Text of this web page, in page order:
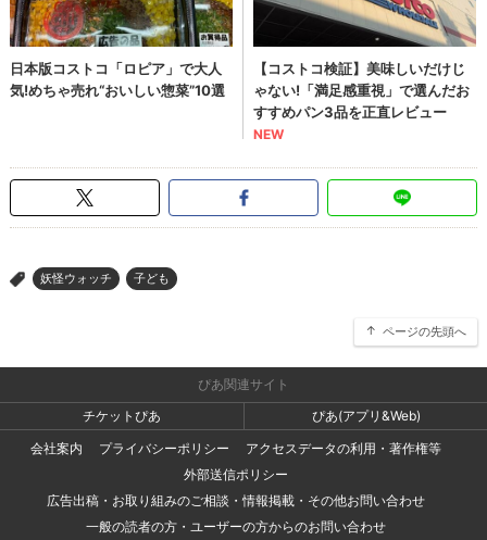
> 妖怪ウォッチ 子ども
ページの先頭へ
ぴあ関連サイト
チケットぴあ
ぴあ(アプリ&Web)
会社案内
プライバシーポリシー
アクセスデータの利用・著作権等
外部送信ポリシー
広告出稿・お取り組みのご相談・情報掲載・その他お問い合わせ
一般の読者の方・ユーザーの方からのお問い合わせ